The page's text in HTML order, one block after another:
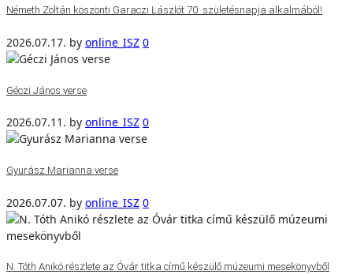
Németh Zoltán köszönti Garaczi Lászlót 70. születésnapja alkalmából!
2026.07.17. by online_ISZ 0
Géczi János verse
2026.07.11. by online_ISZ 0
Gyurász Marianna verse
2026.07.07. by online_ISZ 0
N. Tóth Anikó részlete az Óvár titka című készülő múzeumi mesekönyvből